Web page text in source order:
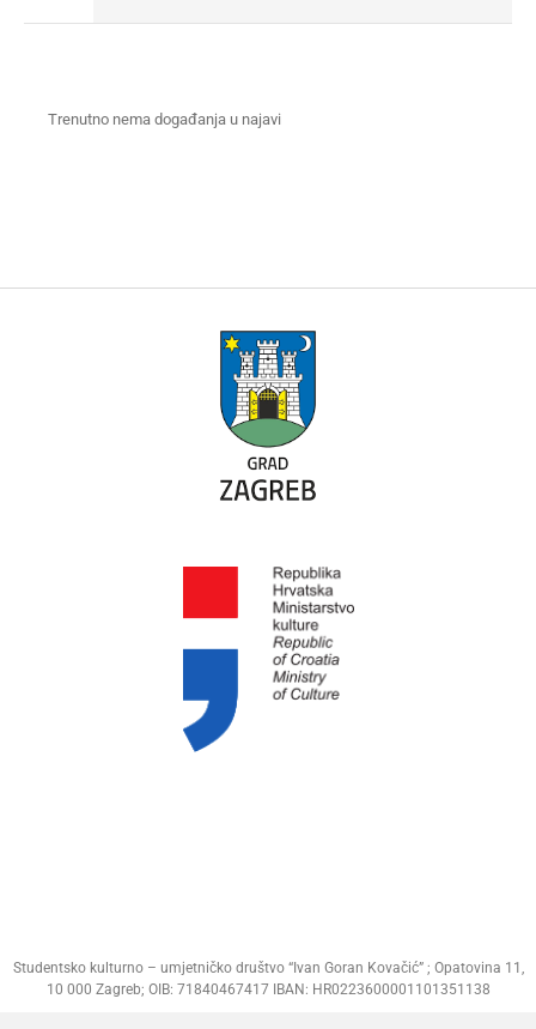
Trenutno nema događanja u najavi
Studentsko kulturno – umjetničko društvo “Ivan Goran Kovačić” ; Opatovina 11,
10 000 Zagreb; OIB: 71840467417 IBAN: HR0223600001101351138